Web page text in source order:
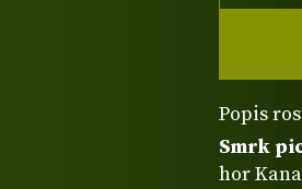
Popis
Smrk
hor